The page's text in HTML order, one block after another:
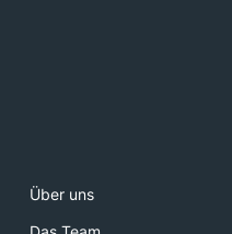
Über uns